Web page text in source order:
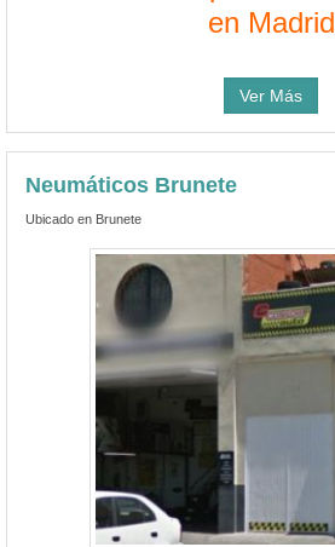
en Madrid
Ver Más
Neumáticos Brunete
Ubicado en Brunete